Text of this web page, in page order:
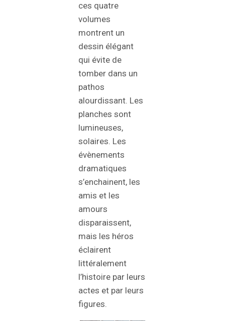
ces quatre
volumes
montrent un
dessin élégant
qui évite de
tomber dans un
pathos
alourdissant. Les
planches sont
lumineuses,
solaires. Les
évènements
dramatiques
s’enchainent, les
amis et les
amours
disparaissent,
mais les héros
éclairent
littéralement
l’histoire par leurs
actes et par leurs
figures.